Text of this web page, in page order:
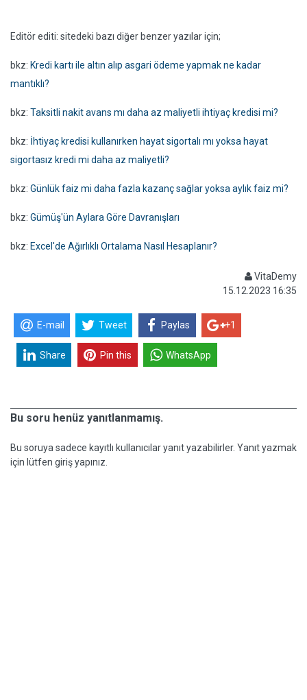
Editör editi: sitedeki bazı diğer benzer yazılar için;
bkz: Kredi kartı ile altın alıp asgari ödeme yapmak ne kadar
mantıklı?
bkz: Taksitli nakit avans mı daha az maliyetli ihtiyaç kredisi mi?
bkz: İhtiyaç kredisi kullanırken hayat sigortalı mı yoksa hayat
sigortasız kredi mi daha az maliyetli?
bkz: Günlük faiz mi daha fazla kazanç sağlar yoksa aylık faiz mi?
bkz: Gümüş'ün Aylara Göre Davranışları
bkz: Excel'de Ağırlıklı Ortalama Nasıl Hesaplanır?
VitaDemy
15.12.2023 16:35
E-mail Tweet Paylas +1
Share Pin this WhatsApp
Bu soru henüz yanıtlanmamış.
Bu soruya sadece kayıtlı kullanıcılar yanıt yazabilirler. Yanıt yazmak
için lütfen giriş yapınız.